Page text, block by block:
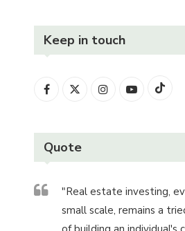
Keep in touch
Quote
"Real estate investing,
small scale, remains a